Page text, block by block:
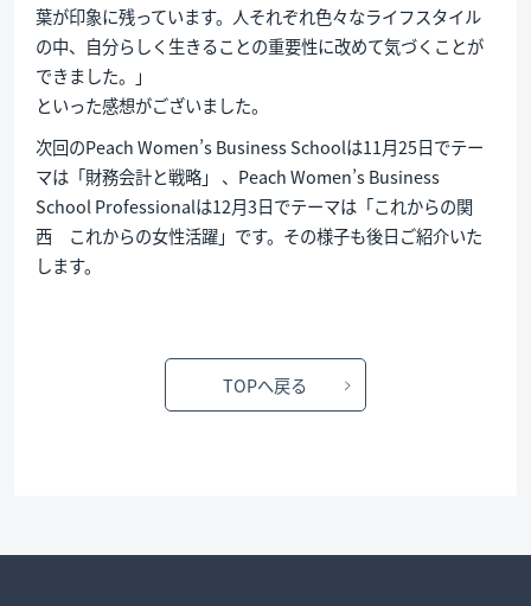
葉が印象に残っています。人それぞれ色々なライフスタイル
の中、自分らしく生きることの重要性に改めて気づくことが
できました。」
といった感想がございました。
次回のPeach Women’s Business Schoolは11月25日でテー
マは「財務会計と戦略」 、Peach Women’s Business
School Professionalは12月3日でテーマは「これからの関
西 これからの女性活躍」です。その様子も後日ご紹介いた
します。
TOPへ戻る